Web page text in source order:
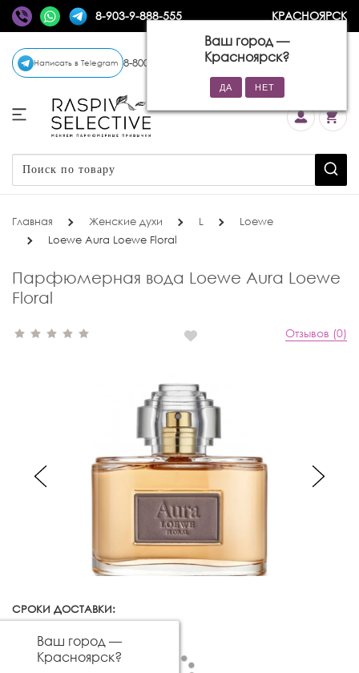
8-903-9-888-555 КРАСНОЯРСК
Ваш город —
Красноярск?
Написать в Telegram 8-800-770-72-34 (бесплатно)
Главная Женские духи L
Loewe
Loewe Aura Loewe Floral
Парфюмерная вода Loewe Aura Loewe
Floral
Отзывов (0)
СРОКИ ДОСТАВКИ:
Ваш город —
Красноярск?